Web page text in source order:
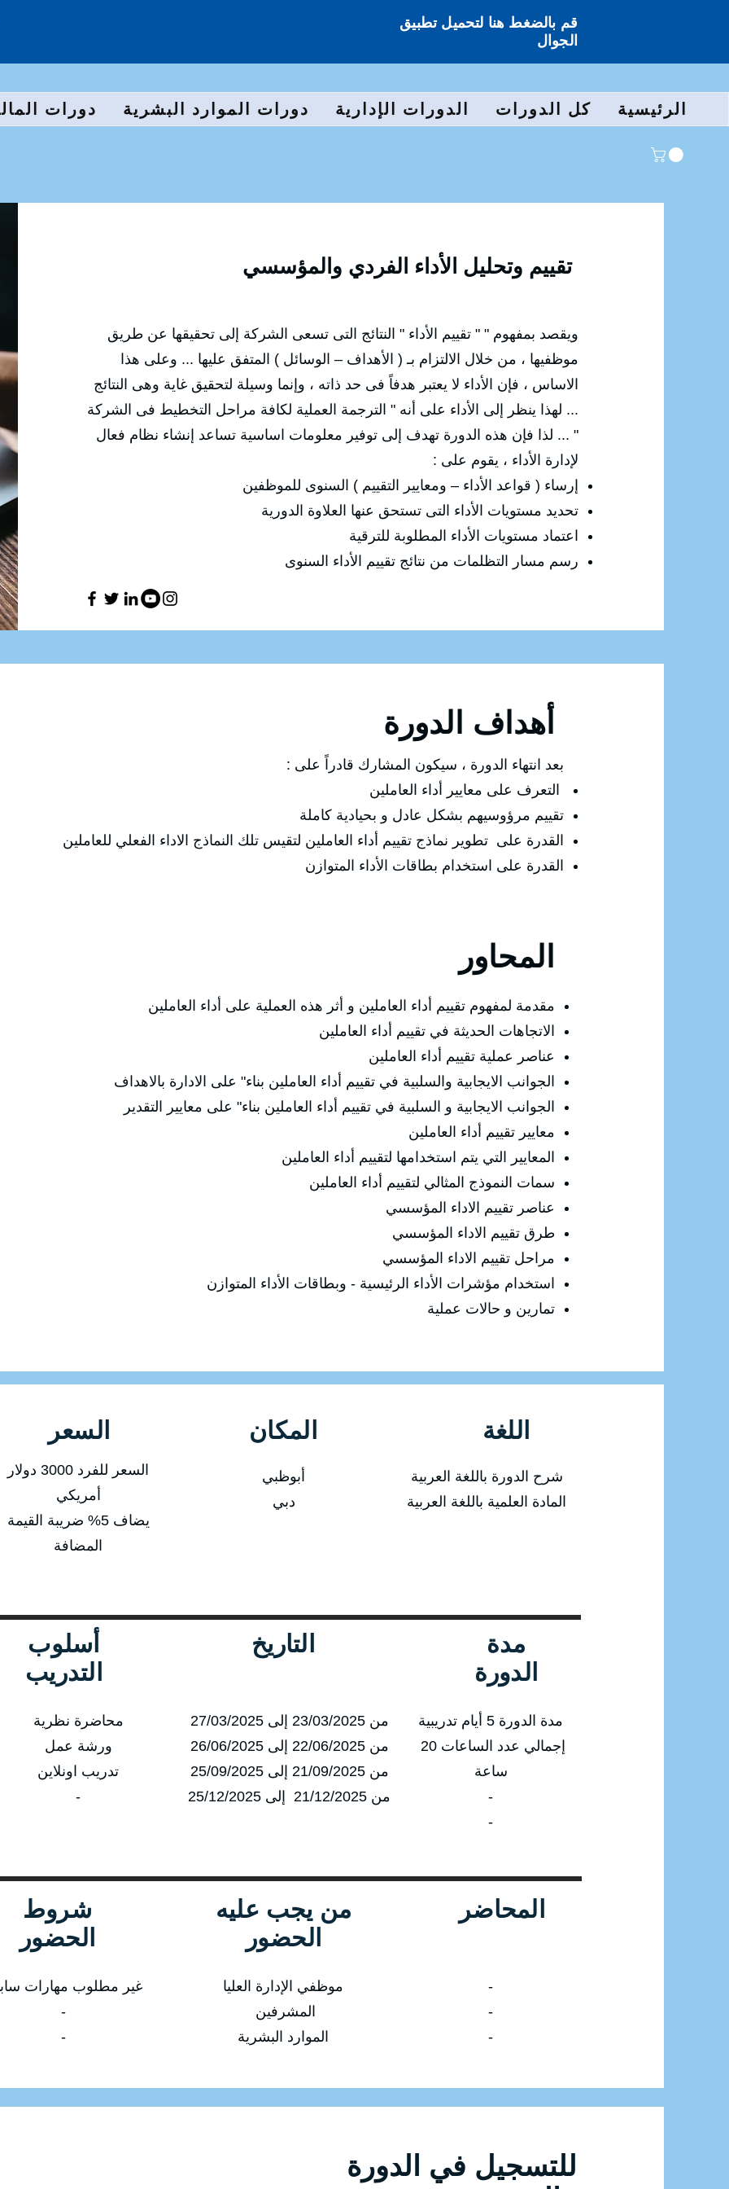
قم بالضغط هنا لتحميل تطبيق
الجوال
الرئيسية كل الدورات الدورات الإدارية دورات الموارد البشرية دورات
تقييم وتحليل الأداء الفردي والمؤسسي
ويقصد بمفهوم " " تقييم الأداء " النتائج التى تسعى الشركة إلى تحقيقها عن طريق
موظفيها ، من خلال الالتزام بـ ( الأهداف – الوسائل ) المتفق عليها ... وعلى هذا
الاساس ، فإن الأداء لا يعتبر هدفاً فى حد ذاته ، وإنما وسيلة لتحقيق غاية وهى النتائج
... لهذا ينظر إلى الأداء على أنه " الترجمة العملية لكافة مراحل التخطيط فى الشركة
" ... لذا فإن هذه الدورة تهدف إلى توفير معلومات اساسية تساعد إنشاء نظام فعال
لإدارة الأداء ، يقوم على :
إرساء ( قواعد الأداء – ومعايير التقييم ) السنوى للموظفين
تحديد مستويات الأداء التى تستحق عنها العلاوة الدورية
اعتماد مستويات الأداء المطلوبة للترقية
رسم مسار التظلمات من نتائج تقييم الأداء السنوى
بعد انتهاء الدورة ، سيكون المشارك قادراً على :
التعرف على معايير أداء العاملين
تقييم مرؤوسيهم بشكل عادل و بحيادية كاملة
القدرة على تطوير نماذج تقييم أداء العاملين لتقيس تلك النماذج الاداء الفعلي للعاملين
القدرة على استخدام بطاقات الأداء المتوازن
مقدمة لمفهوم تقييم أداء العاملين و أثر هذه العملية على أداء العاملين
الاتجاهات الحديثة في تقييم أداء العاملين
عناصر عملية تقييم أداء العاملين
الجوانب الايجابية والسلبية في تقييم أداء العاملين بناء" على الادارة بالاهداف
الجوانب الايجابية و السلبية في تقييم أداء العاملين بناء" على معايير التقدير
معايير تقييم أداء العاملين
المعايير التي يتم استخدامها لتقييم أداء العاملين
سمات النموذج المثالي لتقييم أداء العاملين
عناصر تقييم الاداء المؤسسي
طرق تقييم الاداء المؤسسي
مراحل تقييم الاداء المؤسسي
استخدام مؤشرات الأداء الرئيسية - وبطاقات الأداء المتوازن
تمارين و حالات عملية
السعر
السعر للفرد 3000 دولار
أمريكي
يضاف 5% ضريبة القيمة
المضافة
المكان
أبوظبي
دبي
اللغة
شرح الدورة باللغة العربية
المادة العلمية باللغة العربية
أسلوب
التدريب
محاضرة نظرية
ورشة عمل
تدريب اونلاين
-
التاريخ
من 23/03/2025 إلى 27/03/2025
من 22/06/2025 إلى 26/06/2025
من 21/09/2025 إلى 25/09/2025
من 21/12/2025 إلى 25/12/2025
مدة
الدورة
مدة الدورة 5 أيام تدريبية
ساعة
-
-
شروط
الحضور
غير مطلوب مهارات
-
-
من يجب عليه
الحضور
موظفي الإدارة العليا
المشرفين
الموارد البشرية
المحاضر
-
-
-